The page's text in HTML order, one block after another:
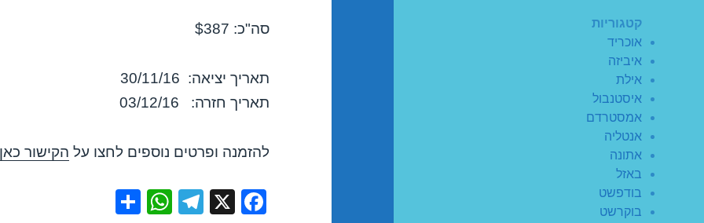
קטגוריות
אוכריד
איביזה
אילת
איסטנבול
אמסטרדם
אנטליה
אתונה
באזל
בודפשט
בוקרשט
סה"כ: $387
תאריך יציאה: 30/11/16
תאריך חזרה: 03/12/16
להזמנה ופרטים נוספים לחצו על הקישור
F
X
T
W